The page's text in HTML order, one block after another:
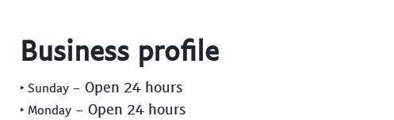
Business profile
‣ Sunday - Open 24 hours
‣ Monday - Open 24 hours